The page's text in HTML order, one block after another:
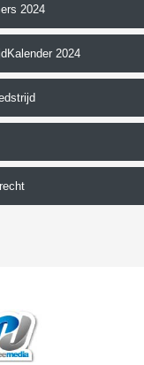
2024
2024